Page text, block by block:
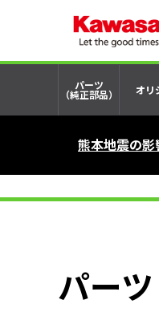
パーツ
（純正部品） オリ
熊本地震の
パーツ